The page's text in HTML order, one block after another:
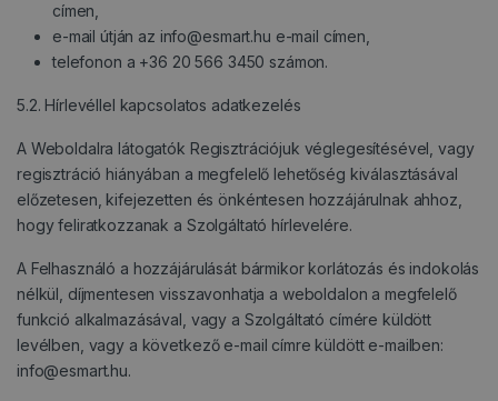
címen,
e-mail útján az info@esmart.hu e-mail címen,
telefonon a +36 20 566 3450 számon.
5.2. Hírlevéllel kapcsolatos adatkezelés
A Weboldalra látogatók Regisztrációjuk véglegesítésével, vagy
regisztráció hiányában a megfelelő lehetőség kiválasztásával
előzetesen, kifejezetten és önkéntesen hozzájárulnak ahhoz,
hogy feliratkozzanak a Szolgáltató hírlevelére.
A Felhasználó a hozzájárulását bármikor korlátozás és indokolás
nélkül, díjmentesen visszavonhatja a weboldalon a megfelelő
funkció alkalmazásával, vagy a Szolgáltató címére küldött
levélben, vagy a következő e-mail címre küldött e-mailben:
info@esmart.hu.